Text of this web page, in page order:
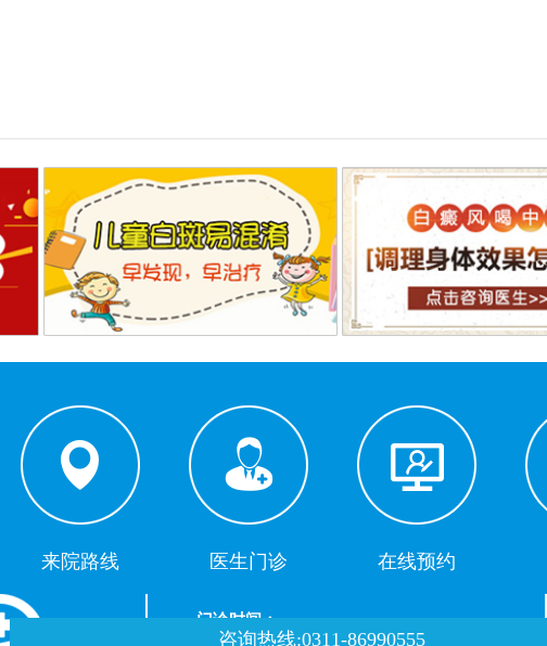
来院路线 医生门诊 在线预约
门诊时间：
咨询热线:0311-86990555